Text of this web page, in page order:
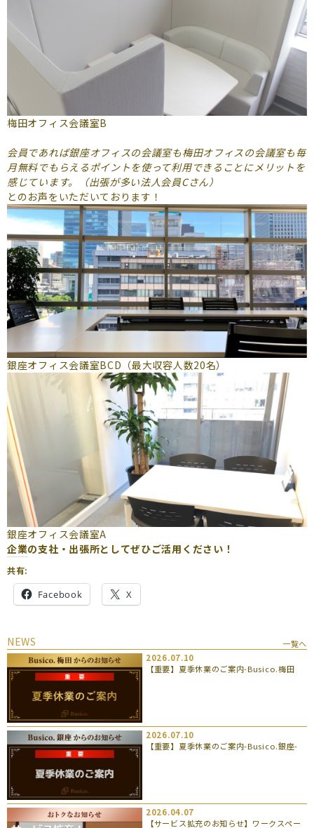
梅田オフィス会議室B
会員であれば銀座オフィスの会議室も梅田オフィスの会議室も毎
月無料でもらえるポイントを使って利用できることにメリットを
感じています。（出張が多い法人会員Cさん）
とのお声をいただいております！
銀座オフィス会議室BCD（最大収容人数20名）
銀座オフィス会議室A
企業の支社・出張所としてぜひご活用ください！
共有:
Facebook X
NEWS
一覧へ
2026.07.10
【重要】夏季休業のご案内-Busico.梅田
2026.07.10
【重要】夏季休業のご案内-Busico.銀座-
2026.04.07
【サービス拡充のお知らせ】ワークスペー